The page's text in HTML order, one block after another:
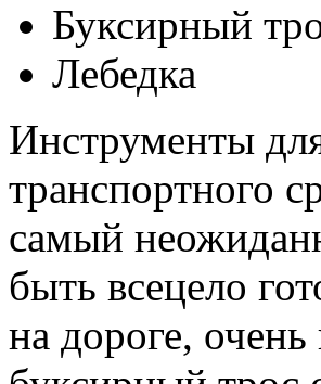
Буксирный
Лебедка
Инструменты
транспортного
самый
быть всецело
на дороге,